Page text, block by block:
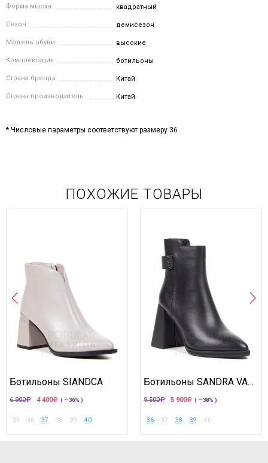
Форма мыска квадратный
Сезон демисезон
Модель обуви высокие
Комплектация ботильоны
Страна бренда Китай
Страна производитель Китай
* Числовые параметры соответствуют размеру 36
ПОХОЖИЕ ТОВАРЫ
Ботильоны SIANDCA
6 900 4 400 ( —36% )
35 36 37 38 39 40
Ботильоны SANDRA VALERI
9 500 5 900 ( —38% )
36 37 38 39 40